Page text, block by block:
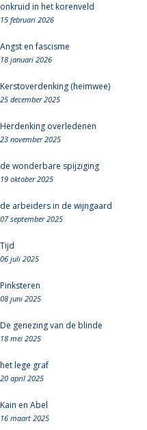
onkruid in het korenveld
15 februari 2026
Angst en fascisme
18 januari 2026
Kerstoverdenking (heimwee)
25 december 2025
Herdenking overledenen
23 november 2025
de wonderbare spijziging
19 oktober 2025
de arbeiders in de wijngaard
07 september 2025
Tijd
06 juli 2025
Pinksteren
08 juni 2025
De genezing van de blinde
18 mei 2025
het lege graf
20 april 2025
Kain en Abel
16 maart 2025